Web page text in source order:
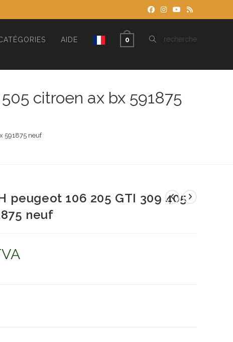
recherche
AIDE 0 TOGGLE
citroen ax bx 591875
591875 neuf
peugeot 106 205 GTI 309 405
neuf